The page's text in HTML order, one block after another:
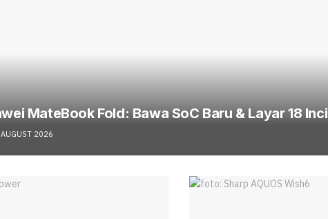
MateBook Fold: Bawa SoC Baru & Layar 18 Inci
2026